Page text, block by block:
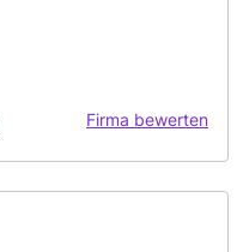
Firma bewerten